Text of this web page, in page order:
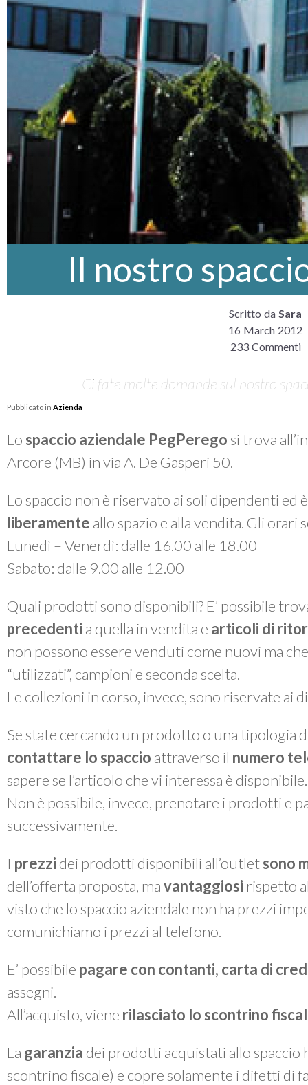
Il nostro
Scritto da Sara
16 March 2012
233 Commenti
Ci fate molte domande sul nostro
Pubblicato in Azienda
Lo spaccio aziendale PegPerego si trova
Arcore (MB) in via A. De Gasperi 50.
Lo spaccio non è riservato ai soli dipendenti ed
liberamente allo spazio e alla vendita. Gli orari
Lunedì – Venerdì: dalle 16.00 alle 18.00
Sabato: dalle 9.00 alle 12.00
Quali prodotti sono disponibili? E’ possibile
precedenti a quella in vendita e articoli di
non possono essere venduti come nuovi ma
“utilizzati”, campioni e seconda scelta.
Le collezioni in corso, invece, sono riservate ai
Se state cercando un prodotto o una tipologia
contattare lo spaccio attraverso il numero
sapere se l’articolo che vi interessa è disponibile.
Non è possibile, invece, prenotare i prodotti e
successivamente.
I prezzi dei prodotti disponibili all’outletsono
dell’offerta proposta, mavantaggiosi rispetto
visto che lo spaccio aziendale non ha prezzi
comunichiamo i prezzi al telefono.
E’ possibile pagare con contanti, carta di
assegni.
All’acquisto, viene rilasciato lo scontrino
La garanzia dei prodotti acquistati allo spaccio
scontrino fiscale) e copre solamente i difetti di